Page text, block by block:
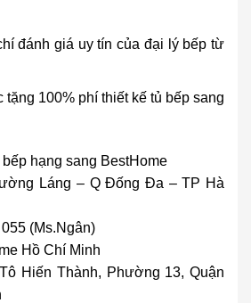
đánh giá uy tín của đại lý bếp từ
100% phí thiết kế tủ bếp sang
hạng sang BestHome
Láng – Q Đống Đa – TP Hà
(Ms.Ngân)
Hồ Chí Minh
Hiến Thành, Phường 13, Quận